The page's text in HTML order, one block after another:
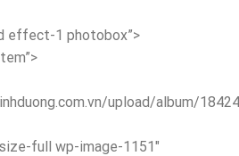
effect-1 photobox”>
upload/album/
full wp-image-1151″